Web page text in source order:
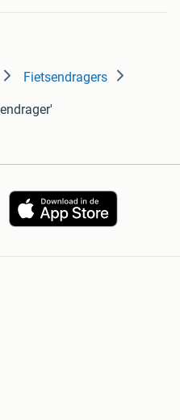
Fietsendragers